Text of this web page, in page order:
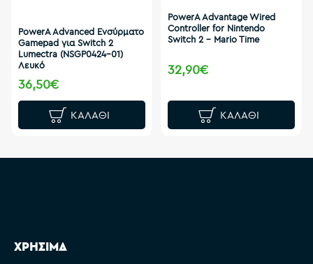
PowerA Advanced Ενσύρματο
Gamepad για Switch 2
Lumectra (NSGP0424-01)
Λευκό
36,50€
ΚΑΛΆΘΙ
PowerA Advantage Wired
Controller for Nintendo
Switch 2 – Mario Time
32,90€
ΚΑΛΆΘΙ
ΧΡΗΣΙΜΑ